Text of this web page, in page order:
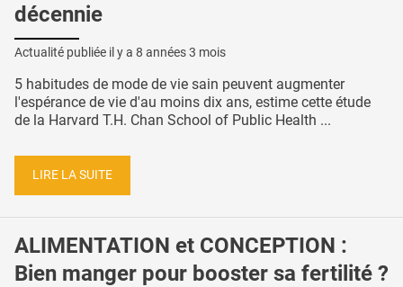
décennie
Actualité publiée il y a 8 années 3 mois
5 habitudes de mode de vie sain peuvent augmenter
l'espérance de vie d'au moins dix ans, estime cette étude
de la Harvard T.H. Chan School of Public Health ...
LIRE LA SUITE
ALIMENTATION et CONCEPTION :
Bien manger pour booster sa fertilité ?